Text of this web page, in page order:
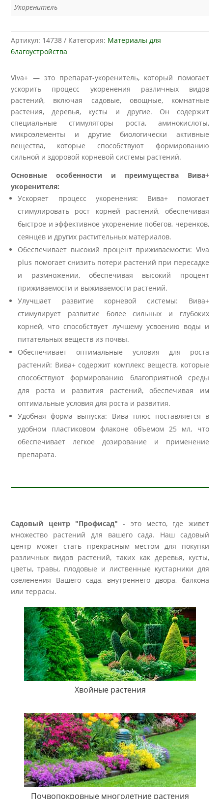
Укоренитель
Артикул: 14738 Категория: Материалы для
благоустройства
Viva+ — это препарат-укоренитель, который помогает
ускорить процесс укоренения различных видов
растений, включая садовые, овощные, комнатные
растения, деревья, кусты и другие. Он содержит
специальные стимуляторы роста, аминокислоты,
микроэлементы и другие биологически активные
вещества, которые способствуют формированию
сильной и здоровой корневой системы растений.
Основные особенности и преимущества Вива+
укоренителя:
Ускоряет процесс укоренения: Вива+ помогает
стимулировать рост корней растений, обеспечивая
быстрое и эффективное укоренение побегов, черенков,
сеянцев и других растительных материалов.
Обеспечивает высокий процент приживаемости: Viva
plus помогает снизить потери растений при пересадке
и размножении, обеспечивая высокий процент
приживаемости и выживаемости растений.
Улучшает развитие корневой системы: Вива+
стимулирует развитие более сильных и глубоких
корней, что способствует лучшему усвоению воды и
питательных веществ из почвы.
Обеспечивает оптимальные условия для роста
растений: Вива+ содержит комплекс веществ, которые
способствуют формированию благоприятной среды
для роста и развития растений, обеспечивая им
оптимальные условия для роста и развития.
Удобная форма выпуска: Вива плюс поставляется в
удобном пластиковом флаконе объемом 25 мл, что
обеспечивает легкое дозирование и применение
препарата.
Садовый центр "Профисад" - это место, где живет
множество растений для вашего сада. Наш садовый
центр может стать прекрасным местом для покупки
различных видов растений, таких как деревья, кусты,
цветы, травы, плодовые и лиственные кустарники для
озеленения Вашего сада, внутреннего двора, балкона
или террасы.
Хвойные растения
Почвопокровные многолетние растения